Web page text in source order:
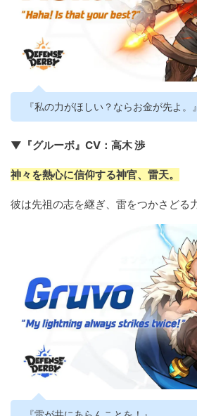
『私の力がほしい？ならお金が先よ。』
▼『グルーボ』CV：高木 渉
神々を熱心に信仰する神官、雷天。
彼は先祖の志を継ぎ、雷をつかさどる